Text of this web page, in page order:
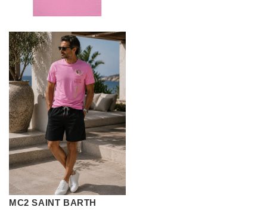
MC2 SAINT BARTH